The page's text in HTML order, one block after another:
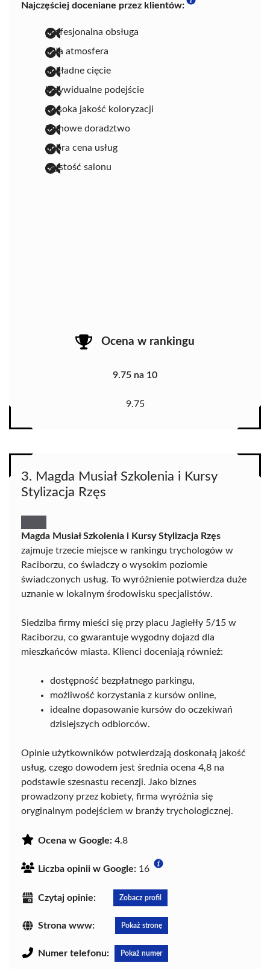
Najczęściej doceniane przez klientów:
profesjonalna obsługa
miła atmosfera
dokładne cięcie
indywidualne podejście
wysoka jakość koloryzacji
fachowe doradztwo
dobra cena usług
czystość salonu
Ocena w rankingu
9.75 na 10
9.75
3. Magda Musiał Szkolenia i Kursy
Stylizacja Rzęs
Magda Musiał Szkolenia i Kursy Stylizacja Rzęs
zajmuje trzecie miejsce w rankingu trychologów w
Raciborzu, co świadczy o wysokim poziomie
świadczonych usług. To wyróżnienie potwierdza duże
uznanie w lokalnym środowisku specjalistów.
Siedziba firmy mieści się przy placu Jagiełły 5/15 w
Raciborzu, co gwarantuje wygodny dojazd dla
mieszkańców miasta. Klienci doceniają również:
dostępność bezpłatnego parkingu,
możliwość korzystania z kursów online,
idealne dopasowanie kursów do oczekiwań
dzisiejszych odbiorców.
Opinie użytkowników potwierdzają doskonałą jakość
usług, czego dowodem jest średnia ocena 4,8 na
podstawie szesnastu recenzji. Jako biznes
prowadzony przez kobiety, firma wyróżnia się
oryginalnym podejściem w branży trychologicznej.
Ocena w Google: 4.8
Liczba opinii w Google: 16
Czytaj opinie: Zobacz profil
Strona www: Pokaż stronę
Numer telefonu: Pokaż numer